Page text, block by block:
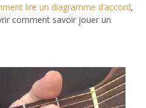
lire un diagramme d’accord,
comment savoir jouer un